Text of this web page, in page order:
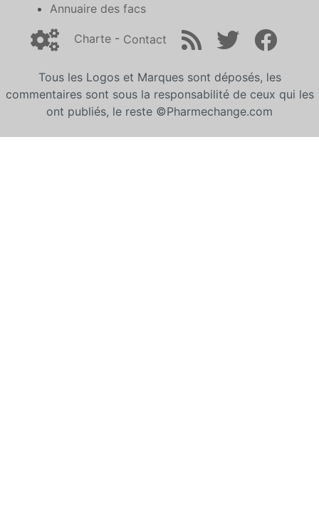
Annuaire des facs
Charte - Contact
Tous les Logos et Marques sont déposés, les
commentaires sont sous la responsabilité de ceux qui les
ont publiés, le reste ©Pharmechange.com